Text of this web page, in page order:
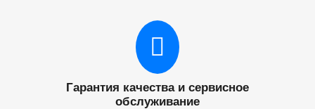
Гарантия качества и сервисное
обслуживание